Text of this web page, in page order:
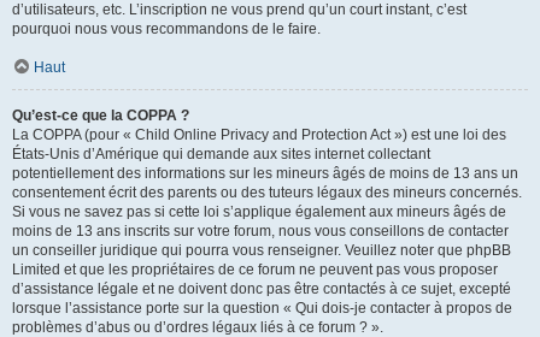
d’utilisateurs, etc. L’inscription ne vous prend qu’un court instant, c’est
pourquoi nous vous recommandons de le faire.
Haut
Qu’est-ce que la COPPA ?
La COPPA (pour « Child Online Privacy and Protection Act ») est une loi des
États-Unis d’Amérique qui demande aux sites internet collectant
potentiellement des informations sur les mineurs âgés de moins de 13 ans un
consentement écrit des parents ou des tuteurs légaux des mineurs concernés.
Si vous ne savez pas si cette loi s’applique également aux mineurs âgés de
moins de 13 ans inscrits sur votre forum, nous vous conseillons de contacter
un conseiller juridique qui pourra vous renseigner. Veuillez noter que phpBB
Limited et que les propriétaires de ce forum ne peuvent pas vous proposer
d’assistance légale et ne doivent donc pas être contactés à ce sujet, excepté
lorsque l’assistance porte sur la question « Qui dois-je contacter à propos de
problèmes d’abus ou d’ordres légaux liés à ce forum ? ».